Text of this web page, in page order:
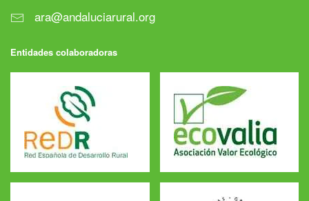
ara@andaluciarural.org
Entidades colaboradoras